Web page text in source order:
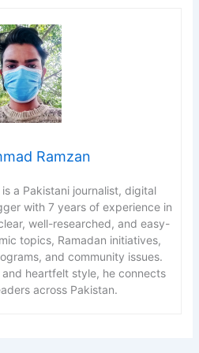
Ramzan
is a Pakistani journalist, digital
with 7 years of experience in
well-researched, and easy-
topics, Ramadan initiatives,
and community issues.
heartfelt style, he connects
across Pakistan.